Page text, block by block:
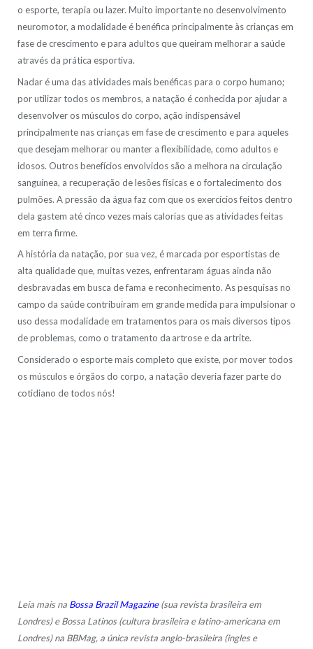
o esporte, terapia ou lazer. Muito importante no desenvolvimento
neuromotor, a modalidade é benéfica principalmente às crianças em
fase de crescimento e para adultos que queiram melhorar a saúde
através da prática esportiva.
Nadar é uma das atividades mais benéficas para o corpo humano;
por utilizar todos os membros, a natação é conhecida por ajudar a
desenvolver os músculos do corpo, ação indispensável
principalmente nas crianças em fase de crescimento e para aqueles
que desejam melhorar ou manter a flexibilidade, como adultos e
idosos. Outros benefícios envolvidos são a melhora na circulação
sanguínea, a recuperação de lesões físicas e o fortalecimento dos
pulmões. A pressão da água faz com que os exercícios feitos dentro
dela gastem até cinco vezes mais calorias que as atividades feitas
em terra firme.
A história da natação, por sua vez, é marcada por esportistas de
alta qualidade que, muitas vezes, enfrentaram águas ainda não
desbravadas em busca de fama e reconhecimento. As pesquisas no
campo da saúde contribuíram em grande medida para impulsionar o
uso dessa modalidade em tratamentos para os mais diversos tipos
de problemas, como o tratamento da artrose e da artrite.
Considerado o esporte mais completo que existe, por mover todos
os músculos e órgãos do corpo, a natação deveria fazer parte do
cotidiano de todos nós!
Leia mais na Bossa Brazil Magazine(sua revista brasileira em
Londres) e Bossa Latinos (cultura brasileira e latino-americana em
Londres) na BBMag, a única revista anglo-brasileira (ingles e